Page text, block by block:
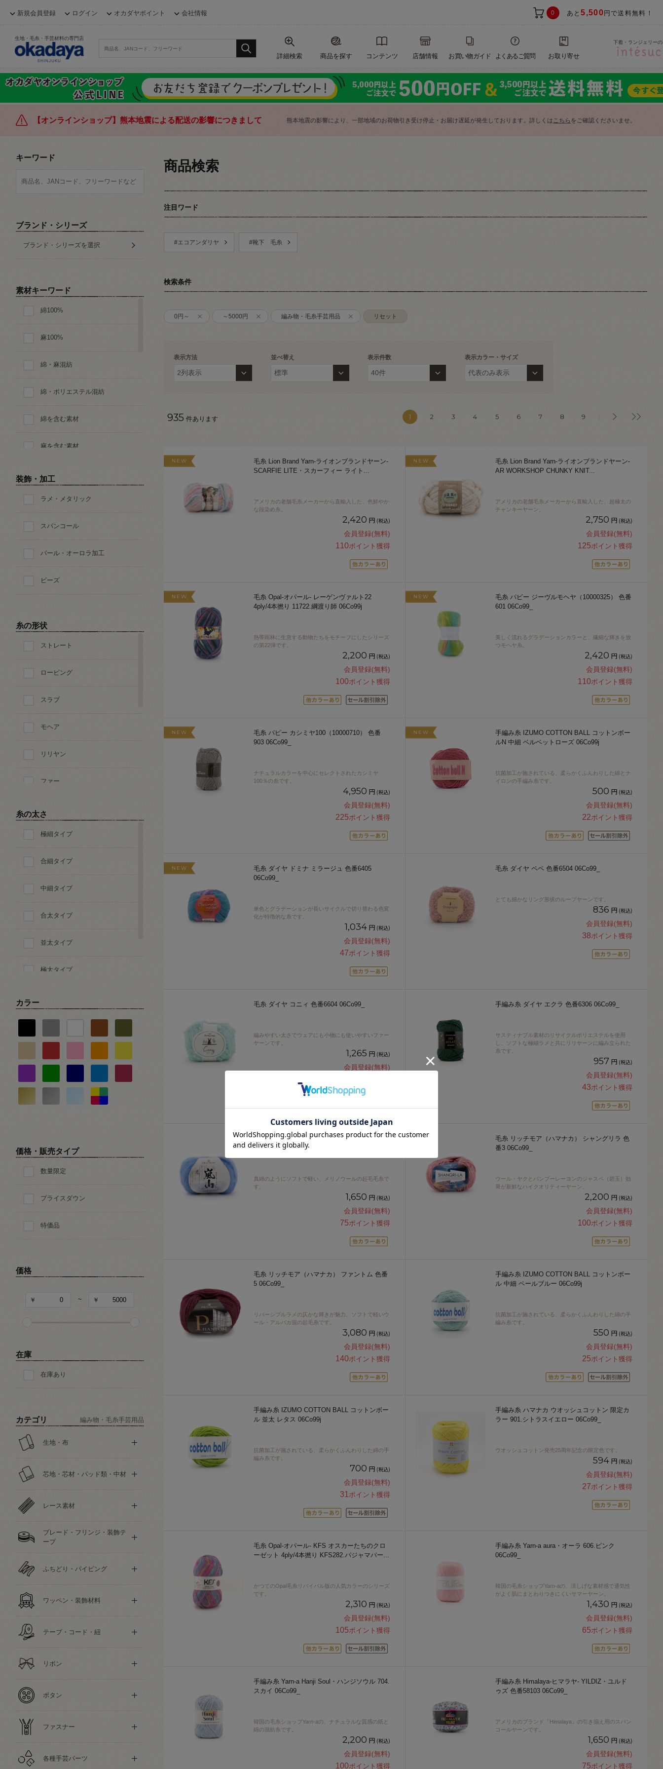
新規会員登録 ログイン オカダヤポイント 会社情報 0 あと5,500 円で送料無料！
生地・毛糸・手芸材料の専門店
詳細検索 商品を探す コンテンツ 店舗情報 お買い物ガイド よくあるご質問 お取り寄せ
下着・ランジェリー
【オンラインショップ】熊本地震による配送の影響につきまして 熊本地震の影響により、一部地域のお荷物引き受け停止・お届け遅延が発生しております。詳しくはこちら をご確認くださいませ。
キーワード
ブランド・シリーズ
ブランド・シリーズを選択
素材キーワード
綿100%
麻100%
綿・麻混紡
綿・ポリエステル混紡
綿を含む素材
麻を含む素材
毛・ウールを含む素材
シルク
ポリエステル
ナイロン
装飾・加工
ラメ・メタリック
スパンコール
パール・オーロラ加工
ビーズ
糸の形状
ストレート
ロービング
スラブ
モヘア
リリヤン
ファー
ツイード
モール
テープ
その他
糸の太さ
極細タイプ
合細タイプ
中細タイプ
合太タイプ
並太タイプ
極太タイプ
カラー
価格・販売タイプ
数量限定
プライスダウン
特価品
価格
~
在庫
在庫あり
カテゴリ 編み物・毛糸手芸用品
生地・布
芯地・芯材・パッド類・中材
レース素材
ブレード・フリンジ・装飾テ
ープ
ふちどり・パイピング
ワッペン・装飾材料
テープ・コード・紐
リボン
ボタン
ファスナー
各種手芸パーツ
商品検索
注目ワード
#エコアンダリヤ #靴下 毛糸
検索条件
0円～ ～5000円 編み物・毛糸手芸用品 リセット
表示方法 並べ替え 表示件数 表示カラー・サイズ
935 件あります 1 2 3 4 5 6 7 8 9
NEW
毛糸 Lion Brand Yarn-ライオンブランドヤーン-
SCARFIE LITE・スカーフィー ライト
アメリカの老舗毛糸メーカーから直輸入した、色鮮やか
な段染め糸。
2,420 円 (税込)
会員登録(無料)
110ポイント獲得
NEW
毛糸 Lion Brand Yarn-ライオンブランドヤーン-
AR WORKSHOP CHUNKY KNIT...
アメリカの老舗毛糸メーカーから直輸入した、超極太の
チャンキーヤーン。
2,750 円 (税込)
会員登録(無料)
125ポイント獲得
NEW
毛糸 Opal-オパール- レーゲンヴァルト22
4ply/4本撚り 11722.綱渡り師 06Co99j
熱帯雨林に生息する動物たちをモチーフにしたシリーズ
の第22弾です。
2,200 円 (税込)
会員登録(無料)
100ポイント獲得
NEW
毛糸 パピー ジーヴルモヘヤ（10000325） 色番
601 06Co99_
美しく流れるグラデーションカラーと、繊細な輝きを放
つモヘヤ糸。
2,420 円 (税込)
会員登録(無料)
110ポイント獲得
NEW
毛糸 パピー カシミヤ100（10000710） 色番
903 06Co99_
ナチュラルカラーを中心にセレクトされたカシミヤ
100％の糸です。
4,950 円 (税込)
会員登録(無料)
225ポイント獲得
NEW
手編み糸 IZUMO COTTON BALL コットンボー
ルN 中細 ベルベットローズ 06Co99j
抗菌加工が施されている、柔らかくふんわりした綿とナ
イロンの手編み糸です。
500 円 (税込)
会員登録(無料)
22ポイント獲得
NEW
毛糸 ダイヤ ドミナ ミラージュ 色番6405
06Co99_
単色とグラデーションが長いサイクルで切り替わる色変
化が特徴的な糸です。
1,034 円 (税込)
会員登録(無料)
47ポイント獲得
毛糸 ダイヤ ペペ 色番6504 06Co99_
とても細かなリング形状のループヤーンです。
836 円 (税込)
会員登録(無料)
38ポイント獲得
毛糸 ダイヤ コニィ 色番6604 06Co99_
編みやすい太さでウェアにも小物にも使いやすいファー
ヤーンです。
1,265 円 (税込)
会員登録(無料)
手編み糸 ダイヤ エクラ 色番6306 06Co99_
サスティナブル素材のリサイクルポリエステルを使用
し、ソフトな極細ラメと共にリリヤーンに編み立られた
糸です。
957 円 (税込)
会員登録(無料)
43ポイント獲得
毛糸 リッチモア（ハマナカ） 嵐山 色番5
06Co99_
真綿のようにソフトで軽い、メリノウールの起毛毛糸で
す。
1,650 円 (税込)
会員登録(無料)
75ポイント獲得
毛糸 リッチモア（ハマナカ） シャングリラ 色
番3 06Co99_
ウール・ヤクとバンブーレーヨンのジャスペ（碧玉）効
果が新鮮なハイクオリティーヤーン。
2,200 円 (税込)
会員登録(無料)
100ポイント獲得
毛糸 リッチモア（ハマナカ） ファントム 色番
5 06Co99_
リバーシブルラメの仄かな輝きが魅力。ソフトで軽いウ
ール・アルパカ混の起毛糸です。
3,080 円 (税込)
会員登録(無料)
140ポイント獲得
手編み糸 IZUMO COTTON BALL コットンボー
ル 中細 ペールブルー 06Co99j
抗菌加工が施されている、柔らかくふんわりした綿の手
編み糸です。
550 円 (税込)
会員登録(無料)
25ポイント獲得
手編み糸 IZUMO COTTON BALL コットンボー
ル 並太 レタス 06Co99j
抗菌加工が施されている、柔らかくふんわりした綿の手
編み糸です。
700 円 (税込)
会員登録(無料)
31 ポイント獲得
手編み糸 ハマナカ ウオッシュコットン 限定カ
ラー 901.シトラスイエロー 06Co99_
ウオッシュコットン発売25周年記念の限定色です。
594 円 (税込)
会員登録(無料)
27ポイント獲得
毛糸 Opal-オパール- KFS オスカーたちのクロ
ーゼット 4ply/4本撚り KFS282.パジャマパー
かつてのOpal毛糸リバイバル版の人気カラーのシリーズ
です。
2,310 円 (税込)
会員登録(無料)
105ポイント獲得
手編み糸 Yarn-a aura・オーラ 606.ピンク
06Co99_
韓国の毛糸ショップYarn-aの、涼しげな素材感で通気性
がよく肌にまとわりつきにくいサマーヤーン。
1,430 円 (税込)
会員登録(無料)
65ポイント獲得
手編み糸 Yarn-a Hanji Soul・ハンジソウル 704.
スカイ 06Co99_
韓国の毛糸ショップYarn-aの、ナチュラルな質感の紙と
綿の混紡糸です。
2,200 円 (税込)
会員登録(無料)
100ポイント獲得
手編み糸 Himalaya-ヒマラヤ- YILDIZ・ユルド
ゥズ 色番58103 06Co99_
アメリカのブランド『Himalaya』の引き揃え用のスパン
コールヤーンです。
1,650 円 (税込)
会員登録(無料)
75ポイント獲得